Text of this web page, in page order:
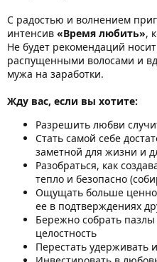
С радостью и волнением
интенсив «Время любить»,
Не будет рекомендаций
распущенными волосами и
мужа на заработки.
Жду вас, если вы хотите:
Разрешить любви
Стать самой себе
заметной для жизни и
Разобраться, как
тепло и безопасно
Ощущать больше
ее в подтверждениях
Бережно собрать
целостность
Перестать удерживать